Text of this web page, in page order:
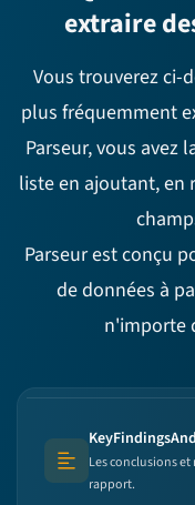
extraire
Vous trouverez ci-
plus fréquemment
Parseur, vous avez
liste en ajoutant, en
Parseur est conçu
de données à
n'importe
Text (multi-lines)
Les conclusions
rapport.